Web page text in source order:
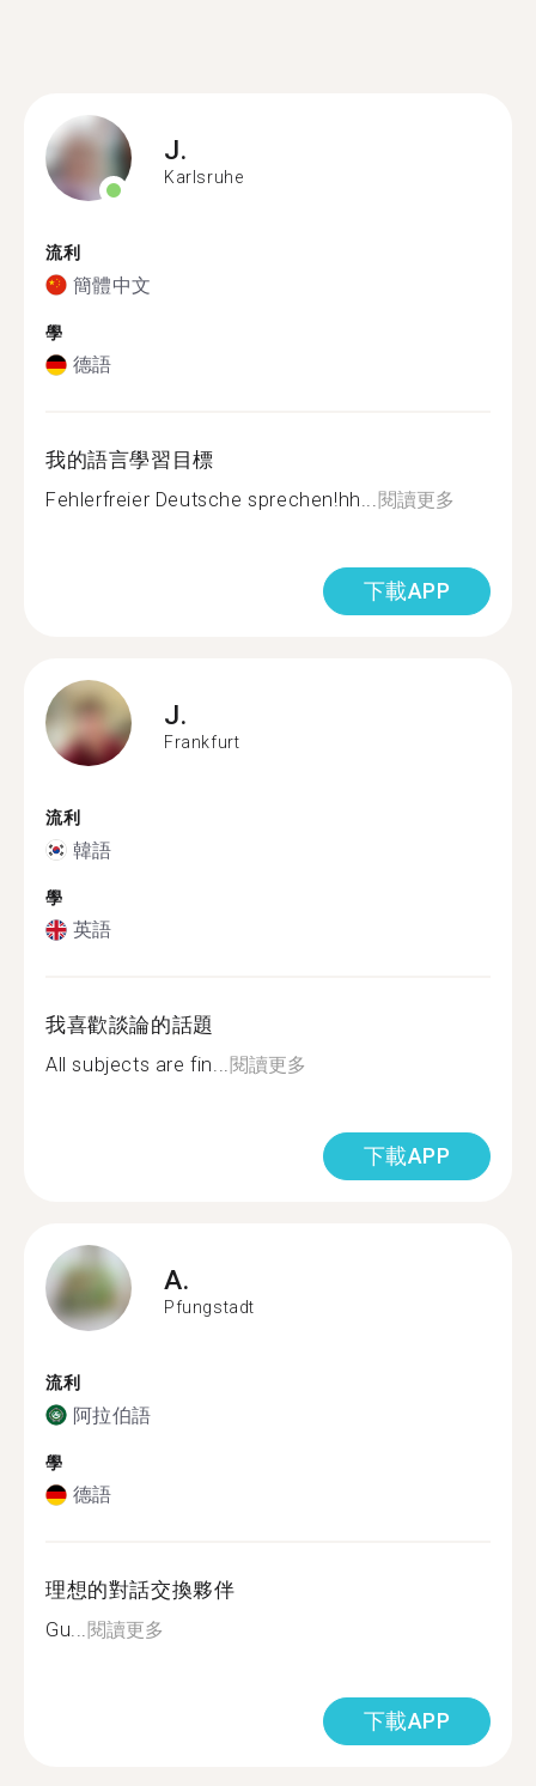
J.
Karlsruhe
流利
簡體中文
學
德語
我的語言學習目標
Fehlerfreier Deutsche sprechen!hh...閱讀更多
下載APP
J.
Frankfurt
流利
韓語
學
英語
我喜歡談論的話題
All subjects are fin...閱讀更多
下載APP
A.
Pfungstadt
流利
阿拉伯語
學
德語
理想的對話交換夥伴
Gu...閱讀更多
下載APP